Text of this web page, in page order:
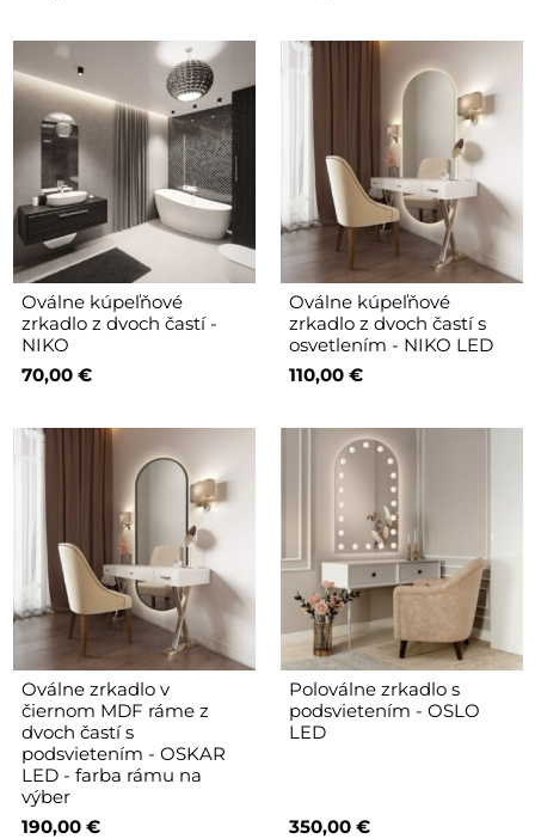
Oválne kúpeľňové
zrkadlo z dvoch častí -
NIKO
70,00 €
Oválne kúpeľňové
zrkadlo z dvoch častí s
osvetlením - NIKO LED
110,00 €
Oválne zrkadlo v
čiernom MDF ráme z
dvoch častí s
podsvietením - OSKAR
LED - farba rámu na
výber
190,00 €
Poloválne zrkadlo s
podsvietením - OSLO
LED
350,00 €